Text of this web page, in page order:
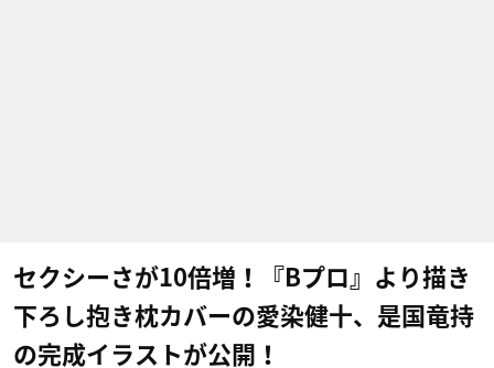
セクシーさが10倍増！『Bプロ』より描き
下ろし抱き枕カバーの愛染健十、是国竜持
の完成イラストが公開！